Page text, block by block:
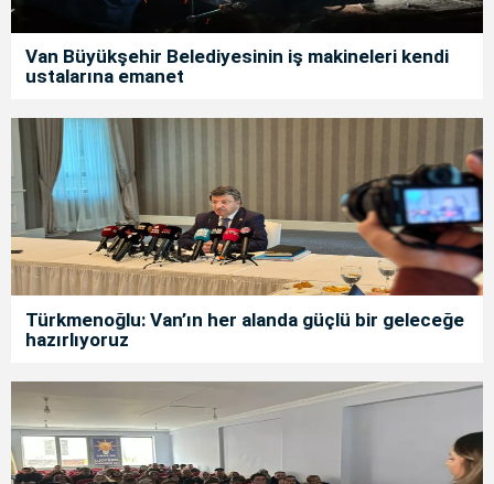
Van Büyükşehir Belediyesinin iş makineleri kendi
ustalarına emanet
Türkmenoğlu: Van’ın her alanda güçlü bir geleceğe
hazırlıyoruz